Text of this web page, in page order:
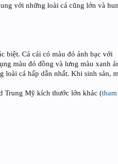
với những loài cá cũng lớn và
biệt. Cá cái có màu đỏ ánh bạc với
màu đỏ đồng và lưng màu xanh
cá hấp dẫn nhất. Khi sinh sản,
Trung Mỹ kích thước lớn khác (tham